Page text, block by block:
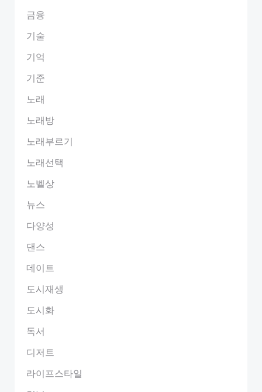
금융
기술
기억
기준
노래
노래방
노래부르기
노래선택
노벨상
뉴스
다양성
댄스
데이트
도시재생
도시화
독서
디저트
라이프스타일